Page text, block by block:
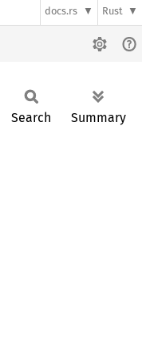
docs.rs Rust
Search Summary